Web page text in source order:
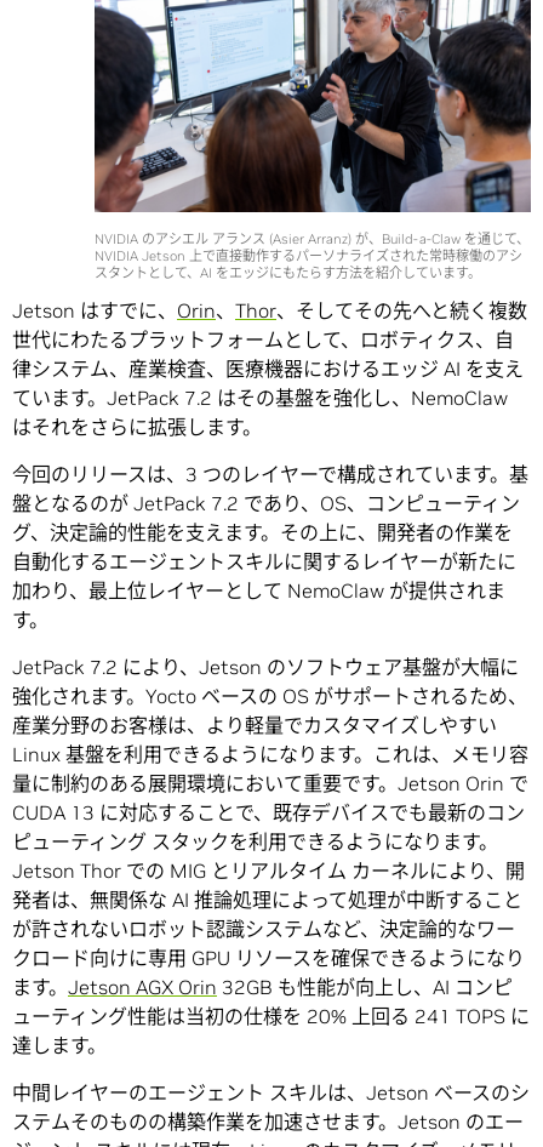
NVIDIA のアシエル アランス (Asier Arranz) が、Build-a-Claw を通じて、
NVIDIA Jetson 上で直接動作するパーソナライズされた常時稼働のアシ
スタントとして、AI をエッジにもたらす方法を紹介しています。
Jetson はすでに、 Orin、 Thor、そしてその先へと続く複数
世代にわたるプラットフォームとして、ロボティクス、自
律システム、産業検査、医療機器におけるエッジ AI を支え
ています。JetPack 7.2 はその基盤を強化し、NemoClaw
はそれをさらに拡張します。
今回のリリースは、3 つのレイヤーで構成されています。基
盤となるのが JetPack 7.2 であり、OS、コンピューティン
グ、決定論的性能を支えます。その上に、開発者の作業を
自動化するエージェントスキルに関するレイヤーが新たに
加わり、最上位レイヤーとして NemoClaw が提供されま
す。
JetPack 7.2 により、Jetson のソフトウェア基盤が大幅に
強化されます。Yocto ベースの OS がサポートされるため、
産業分野のお客様は、より軽量でカスタマイズしやすい
Linux 基盤を利用できるようになります。これは、メモリ容
量に制約のある展開環境において重要です。Jetson Orin で
CUDA 13 に対応することで、既存デバイスでも最新のコン
ピューティング スタックを利用できるようになります。
Jetson Thor での MIG とリアルタイム カーネルにより、開
発者は、無関係な AI 推論処理によって処理が中断すること
が許されないロボット認識システムなど、決定論的なワー
クロード向けに専用 GPU リソースを確保できるようになり
ます。 Jetson AGX Orin 32GB も性能が向上し、AI コンピ
ューティング性能は当初の仕様を 20% 上回る 241 TOPS に
達します。
中間レイヤーのエージェント スキルは、Jetson ベースのシ
ステムそのものの構築作業を加速させます。Jetson のエー